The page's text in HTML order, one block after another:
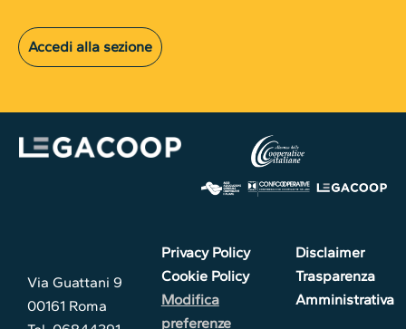
Accedi alla sezione
Via Guattani 9
00161 Roma
Privacy Policy
Cookie Policy
Modifica
preferenze
Disclaimer
Trasparenza
Amministrativa